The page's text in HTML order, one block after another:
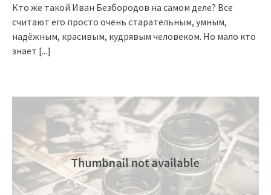
Кто же такой Иван Безбородов на самом деле? Все
считают его просто очень старательным, умным,
надёжным, красивым, кудрявым человеком. Но мало кто
знает [...]